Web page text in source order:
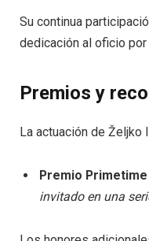
Su continua
dedicación al oficio
Premios y
La actuación de Željko
Premio Primetime
invitado en una